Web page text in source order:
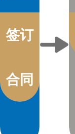
签订
合同